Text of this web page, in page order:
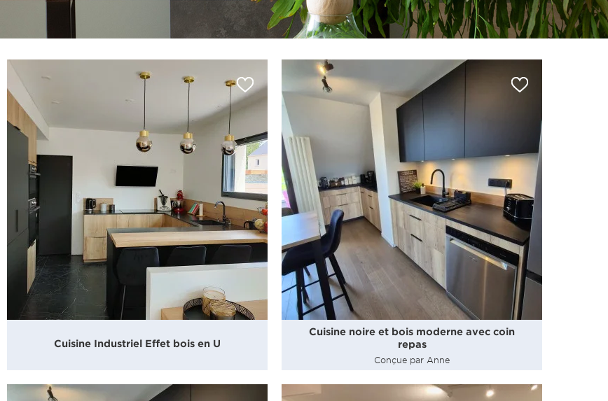
Cuisine Industriel Effet bois en U
Cuisine noire et bois moderne avec coin
repas
Conçue par Anne